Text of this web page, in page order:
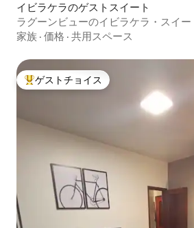
イビラケラのゲストスイート
ラグーンビューのイビラケラ・スイー
家族 · 価格 · 共用スペース
大好評のゲストチョイスです。
ゲストチョイス